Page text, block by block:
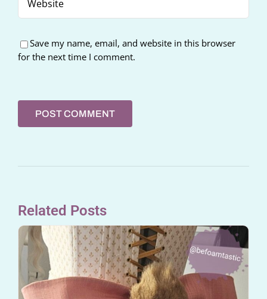
Save my name, email, and website in this browser
for the next time I comment.
Related Posts